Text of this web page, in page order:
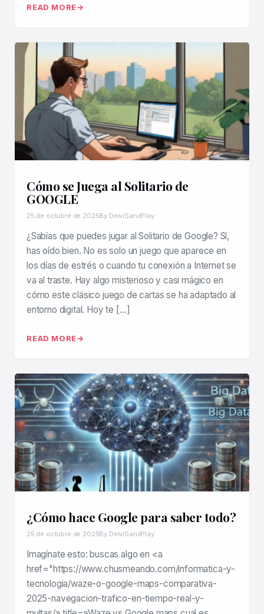
READ MORE
Cómo se Juega al Solitario de
GOOGLE
25 de octubre de 2025By DeiviSanzPlay
¿Sabías que puedes jugar al Solitario de Google? Sí,
has oído bien. No es solo un juego que aparece en
los días de estrés o cuando tu conexión a Internet se
va al traste. Hay algo misterioso y casi mágico en
cómo este clásico juego de cartas se ha adaptado al
entorno digital. Hoy te […]
READ MORE
¿Cómo hace Google para saber todo?
25 de octubre de 2025By DeiviSanzPlay
Imagínate esto: buscas algo en <a
href="https://www.chusmeando.com/informatica-y-
tecnologia/waze-o-google-maps-comparativa-
2025-navegacion-trafico-en-tiempo-real-y-